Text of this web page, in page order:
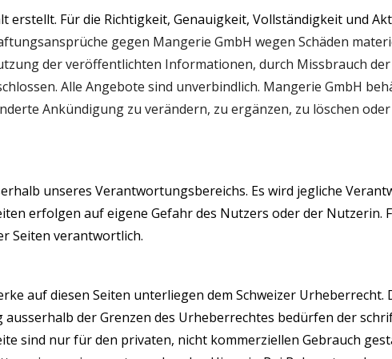
Für die Richtigkeit, Genauigkeit, Vollständigkeit und
gegen Mangerie GmbH wegen Schäden
der veröffentlichten Informationen, durch Missbrauch
Alle Angebote sind unverbindlich. Mangerie GmbH
Ankündigung zu verändern, zu ergänzen, zu löschen
unseres Verantwortungsbereichs. Es wird jegliche
erfolgen auf eigene Gefahr des Nutzers oder der Nutzerin.
Seiten verantwortlich.
auf diesen Seiten unterliegen dem Schweizer Urheberrecht.
der Grenzen des Urheberrechtes bedürfen der
sind nur für den privaten, nicht kommerziellen Gebrauch